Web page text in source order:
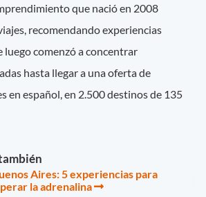
que nació en 2008
recomendando experiencias
luego comenzó a concentrar
hasta llegar a una oferta de
en español, en 2.500 destinos de 135
Aires: 5 experiencias para
la adrenalina